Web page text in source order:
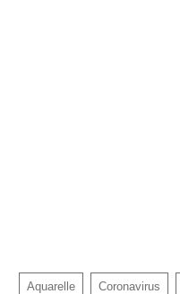
Aquarelle Coronavirus